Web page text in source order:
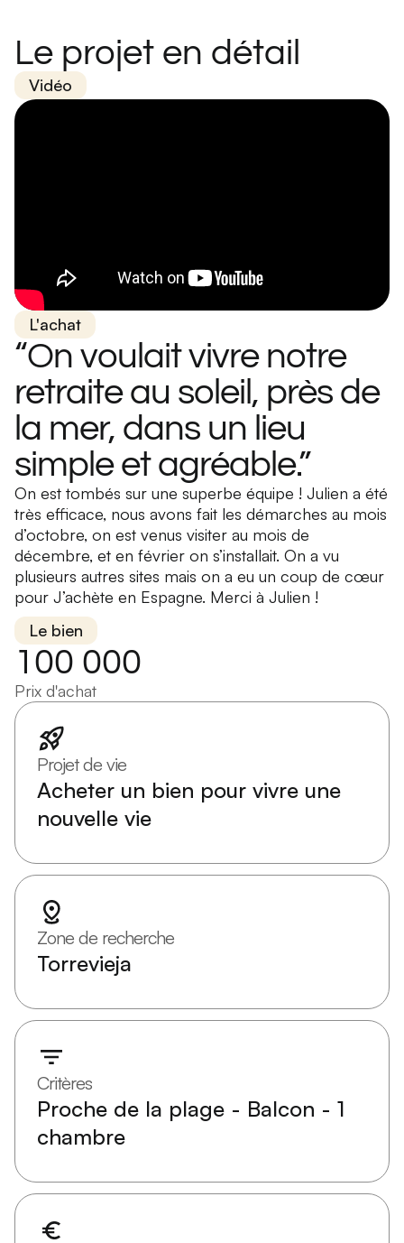
Le projet en détail
Vidéo
L'achat
“On voulait vivre notre
retraite au soleil, près de
la mer, dans un lieu
simple et agréable.”
On est tombés sur une superbe équipe ! Julien a été
très efficace, nous avons fait les démarches au mois
d’octobre, on est venus visiter au mois de
décembre, et en février on s’installait. On a vu
plusieurs autres sites mais on a eu un coup de cœur
pour J’achète en Espagne. Merci à Julien !
Le bien
100 000
Prix d'achat
Projet de vie
Acheter un bien pour vivre une
nouvelle vie
Zone de recherche
Torrevieja
Critères
Proche de la plage - Balcon - 1
chambre